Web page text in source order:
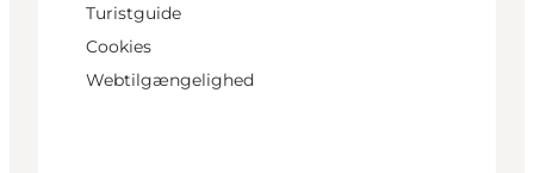
Turistguide
Cookies
Webtilgængelighed